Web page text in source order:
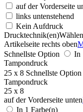
auf der Vorderseite
links untenstehend
Kein Aufdruck
Drucktechnik(en)
Artikelseite rechts oben
Schnellste Option
In
Tampondruck
25 x 8 Schnellste Option
Tampondruck
25 x 8
auf der Vorderseite unten
In 1 Farbe(n)